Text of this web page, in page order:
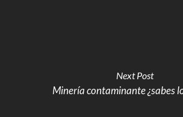
Next Post
Minería contaminante ¿sabes